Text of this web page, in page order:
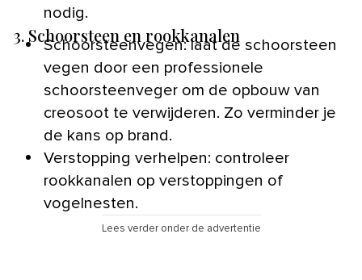
nodig.
3. Schoorsteen en rookkanalen
Schoorsteenvegen: laat de schoorsteen
vegen door een professionele
schoorsteenveger om de opbouw van
creosoot te verwijderen. Zo verminder je
de kans op brand.
Verstopping verhelpen: controleer
rookkanalen op verstoppingen of
vogelnesten.
Lees verder onder de advertentie